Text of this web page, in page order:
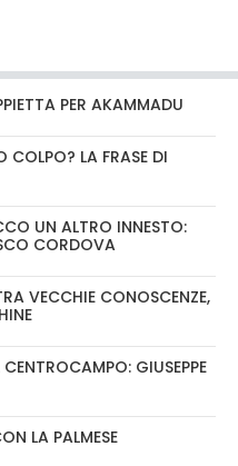
PER AKAMMADU
COLPO? LA FRASE DI
UN ALTRO INNESTO:
CORDOVA
VECCHIE CONOSCENZE,
CENTROCAMPO: GIUSEPPE
LA PALMESE